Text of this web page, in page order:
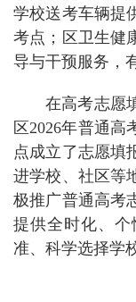
学校送考车辆提
考点；区卫生健
导与干预服务，
在高考志愿
区2026年普通高
点成立了志愿填
进学校、社区等
极推广普通高考
提供全时化、
准、科学选择学